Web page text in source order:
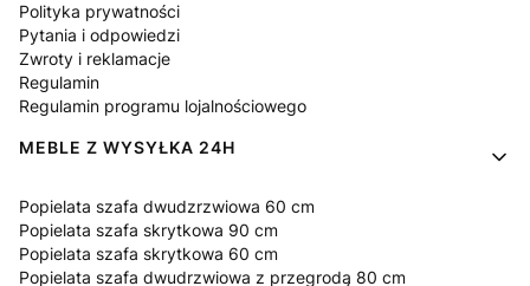
Polityka prywatności
Pytania i odpowiedzi
Zwroty i reklamacje
Regulamin
Regulamin programu lojalnościowego
MEBLE Z WYSYŁKA 24H
Popielata szafa dwudzrzwiowa 60 cm
Popielata szafa skrytkowa 90 cm
Popielata szafa skrytkowa 60 cm
Popielata szafa dwudrzwiowa z przegrodą 80 cm